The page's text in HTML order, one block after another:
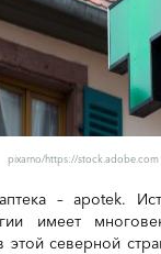
pixarno/https://stock.adobe.com
– apotek.
имеет
этой северной